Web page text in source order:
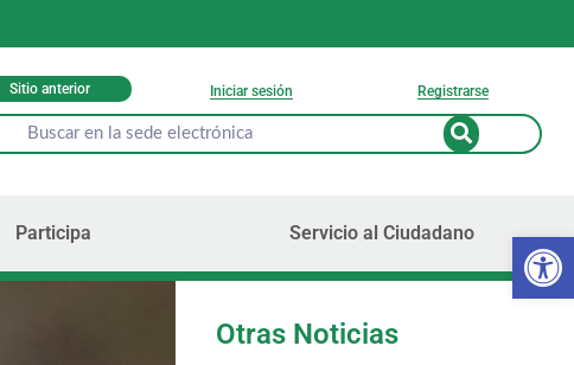
Sitio anterior Iniciar sesión Registrarse
Participa Servicio al Ciudadano
Otras Noticias